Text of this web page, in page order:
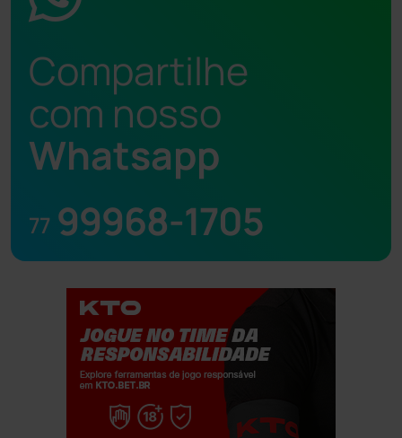
Compartilhe
com nosso
Whatsapp
77 99968-1705